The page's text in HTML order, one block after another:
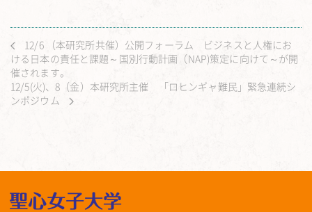
12/6 （本研究所共催）公開フォーラム ビジネスと人権にお
ける日本の責任と課題～国別行動計画（NAP)策定に向けて～が開
催されます。
12/5(火)、8（金）本研究所主催 「ロヒンギャ難民」緊急連続シ
ンポジウム